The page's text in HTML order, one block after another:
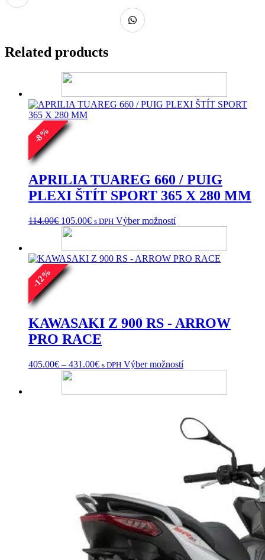
Related products
-
8
%
APRILIA TUAREG 660 / PUIG
PLEXI ŠTÍT SPORT 365 X 280 MM
114.00€ Pôvodná
cena
114.00€.
105.00€Aktuálna
105.00€.
s DPH Výber možnostíTento
viacero
variantov.
stránke
-
12
%
KAWASAKI Z 900 RS - ARROW
PRO RACE
405.00€ – 431.00€Price
through
s DPH Výber možnostíTento
viacero
Možnosti
si
môžete
produktu.